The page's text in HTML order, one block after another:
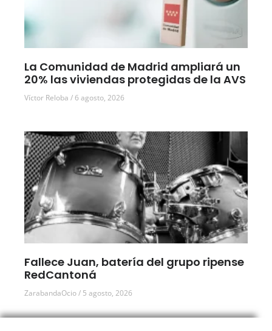
La Comunidad de Madrid ampliará un
20% las viviendas protegidas de la AVS
Víctor Reloba 6 agosto, 2026
Fallece Juan, batería del grupo ripense
RedCantoná
ZarabandaOcio 5 agosto, 2026